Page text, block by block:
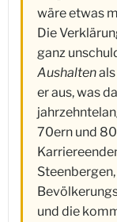
wäre etwas
Die
ganz
Aushalten
er aus, was
70ern und
und die